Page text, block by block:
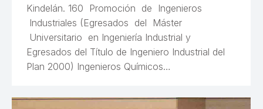
Kindelán. 160 Promoción de Ingenieros
Industriales (Egresados del Máster
Universitario en Ingeniería Industrial y
Egresados del Título de Ingeniero Industrial del
Plan 2000) Ingenieros Químicos…